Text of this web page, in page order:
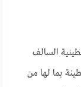
السالف
بما لها من